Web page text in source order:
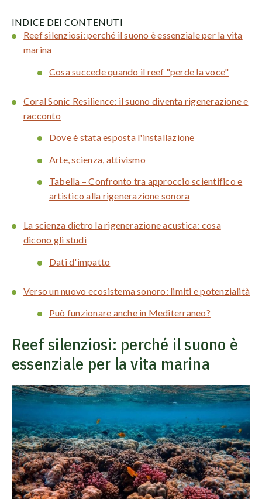
INDICE DEI CONTENUTI
Reef silenziosi: perché il suono è essenziale per la vita
marina
Cosa succede quando il reef "perde la voce"
Coral Sonic Resilience: il suono diventa rigenerazione e
racconto
Dove è stata esposta l'installazione
Arte, scienza, attivismo
Tabella – Confronto tra approccio scientifico e
artistico alla rigenerazione sonora
La scienza dietro la rigenerazione acustica: cosa
dicono gli studi
Dati d'impatto
Verso un nuovo ecosistema sonoro: limiti e potenzialità
Può funzionare anche in Mediterraneo?
Reef silenziosi: perché il suono è
essenziale per la vita marina